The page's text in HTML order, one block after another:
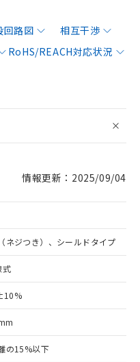
回路図
相互干渉
RoHS/REACH対応状況
情報更新：2025/09/04
ネジつき）、シールドタイプ
式
の15%以下